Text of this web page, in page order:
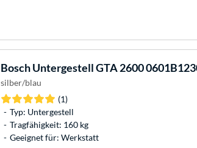
BoschUntergestell GTA 2600
silber/blau
(1)
Typ: Untergestell
Tragfähigkeit: 160 kg
Geeignet für: Werkstatt